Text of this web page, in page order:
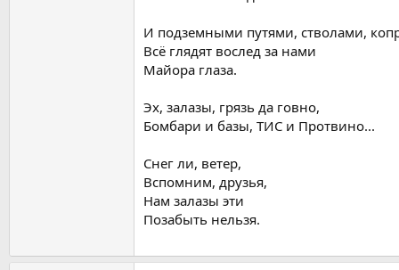
И подземными путями, стволами,
Всё глядят вослед за нами
Майора глаза.
Эх, залазы, грязь да говно,
Бомбари и базы, ТИС и Протвино...
Снег ли, ветер,
Вспомним, друзья,
Нам залазы эти
Позабыть нельзя.